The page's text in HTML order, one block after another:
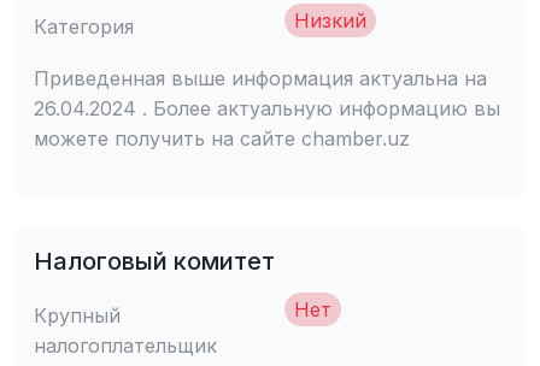
Категория Низкий
Приведенная выше информация актуальна на
26.04.2024 . Более актуальную информацию вы
можете получить на сайте chamber.uz
Налоговый комитет
Крупный
налогоплательщик
Нет